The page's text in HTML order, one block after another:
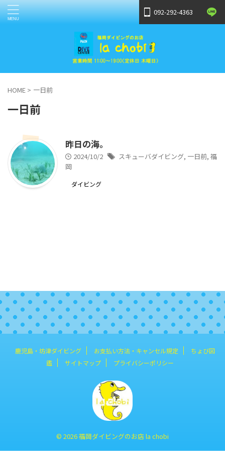
092-292-4363
HOME > 一日前
一日前
昨日の海。
2024/10/2 スキューバダイビング, 一日前, 福
岡
ダイビング
鹿児島・坊津ダイビング お支払い方法・キャンセル規定
ちょび図
鑑
サイトマップ プライバシーポリシー
© 2026 福岡ダイビングのお店 la chobi